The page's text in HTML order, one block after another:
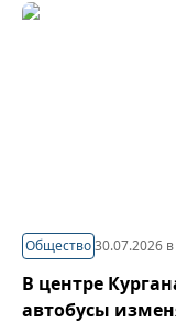
Общество30.07.2026 в
В центре
автобусы